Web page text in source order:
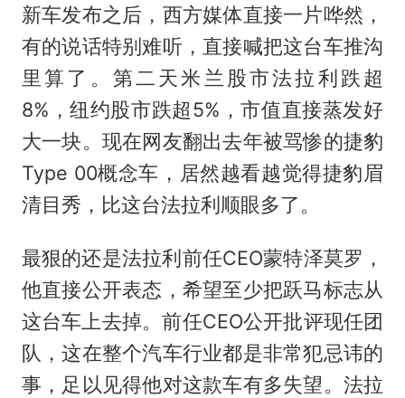
新车发布之后，西方媒体直接一片哗然，
有的说话特别难听，直接喊把这台车推沟
里算了。第二天米兰股市法拉利跌超
8%，纽约股市跌超5%，市值直接蒸发好
大一块。现在网友翻出去年被骂惨的捷豹
Type 00概念车，居然越看越觉得捷豹眉
清目秀，比这台法拉利顺眼多了。
最狠的还是法拉利前任CEO蒙特泽莫罗，
他直接公开表态，希望至少把跃马标志从
这台车上去掉。前任CEO公开批评现任团
队，这在整个汽车行业都是非常犯忌讳的
事，足以见得他对这款车有多失望。法拉